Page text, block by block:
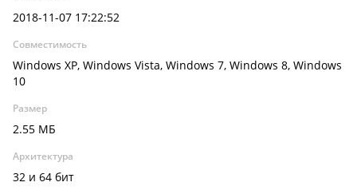
2018-11-07 17:22:52
Совместимость
Windows XP, Windows Vista, Windows 7, Windows 8, Windows
10
Размер
2.55 МБ
Архитектура
32 и 64 бит